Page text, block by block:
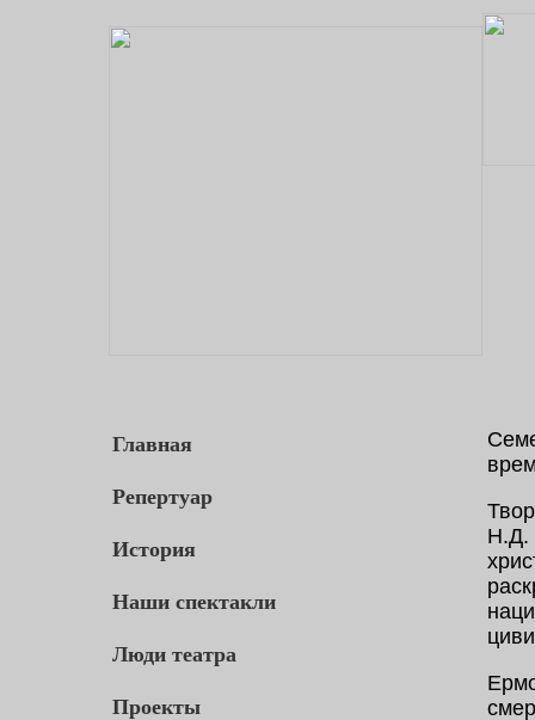
Главная
Репертуар
История
Наши спектакли
Люди театра
Проекты
Н.Д.